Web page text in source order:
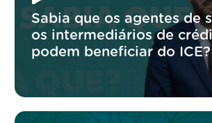
Sabia que os agentes de
os intermediários de
podem beneficiar do ICE?